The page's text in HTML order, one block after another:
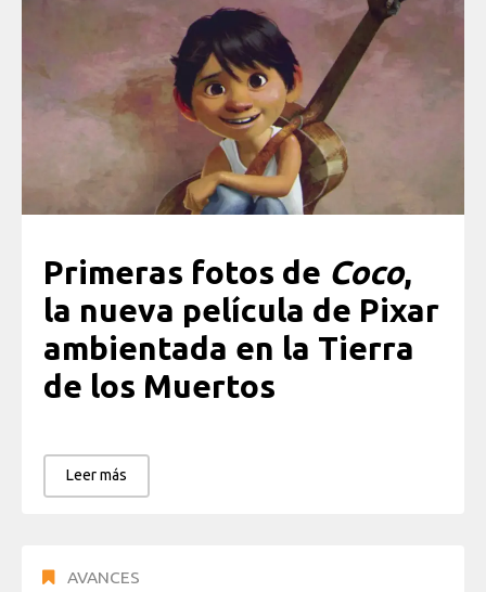
Primeras fotos de Coco,
la nueva película de Pixar
ambientada en la Tierra
de los Muertos
Leer más
AVANCES